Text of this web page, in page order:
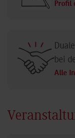
Profil
bei
Alle